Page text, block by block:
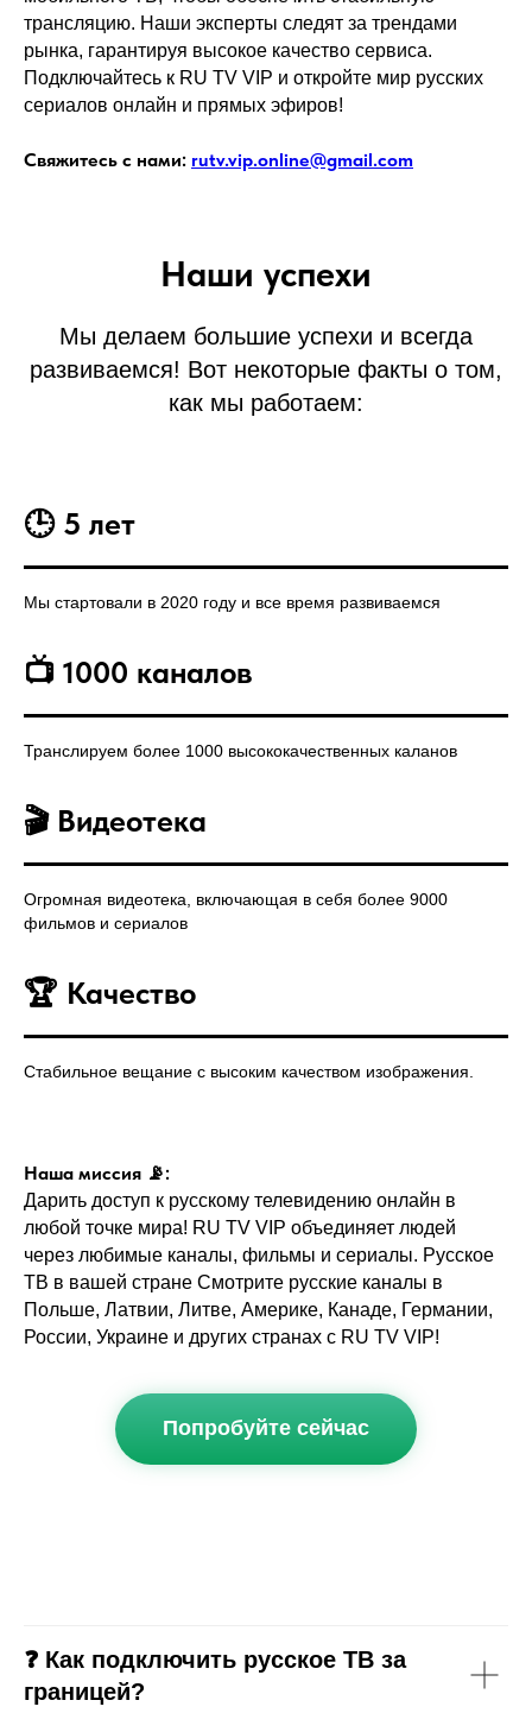
трансляцию. Наши эксперты следят за трендами
рынка, гарантируя высокое качество сервиса.
Подключайтесь к RU TV VIP и откройте мир русских
сериалов онлайн и прямых эфиров!
Свяжитесь с нами: rutv.vip.online@gmail.com
Наши успехи
Мы делаем большие успехи и всегда
развиваемся! Вот некоторые факты о том,
как мы работаем:
🕒 5 лет
Мы стартовали в 2020 году и все время развиваемся
📺 1000 каналов
Транслируем более 1000 высококачественных каланов
🎬 Видеотека
Огромная видеотека, включающая в себя более 9000
фильмов и сериалов
🏆 Качество
Стабильное вещание с высоким качеством изображения.
Наша миссия 📡:
Дарить доступ к русскому телевидению онлайн в
любой точке мира! RU TV VIP объединяет людей
через любимые каналы, фильмы и сериалы. Русское
ТВ в вашей стране Смотрите русские каналы в
Польше, Латвии, Литве, Америке, Канаде, Германии,
России, Украине и других странах с RU TV VIP!
Попробуйте сейчас
❓ Как подключить русское ТВ за
границей?